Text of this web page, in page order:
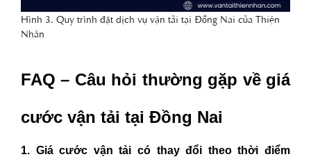
Hình 3. Quy trình đặt dịch vụ vận tải tại Đồng Nai của Thiện
Nhân
FAQ – Câu hỏi thường gặp về giá
cước vận tải tại Đồng Nai
1. Giá cước vận tải có thay đổi theo thời điểm